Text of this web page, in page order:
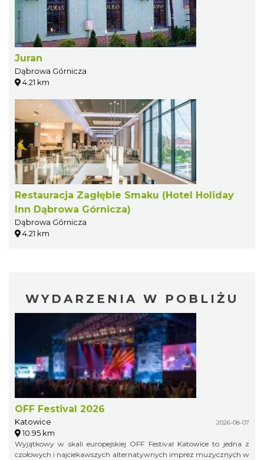
Juran
Dąbrowa Górnicza
4.21 km
Restauracja Zagłębie Smaku (Hotel Holiday
Inn Dąbrowa Górnicza)
Dąbrowa Górnicza
4.21 km
WYDARZENIA W POBLIŻU
OFF Festival 2026
Katowice 2026-08-07
10.95 km
Wyjątkowy w skali europejskiej OFF Festival Katowice to jedna z
czołowych i najciekawszych alternatywnych imprez muzycznych w